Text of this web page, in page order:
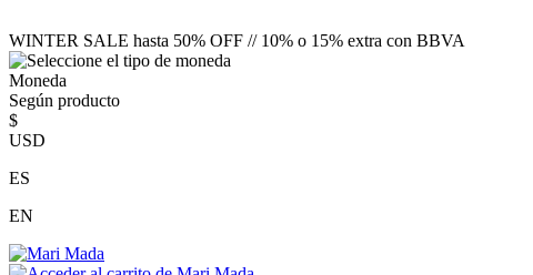
WINTER SALE hasta 50% OFF // 10% o 15% extra con BBVA
Moneda
Según producto
$
USD
ES
EN